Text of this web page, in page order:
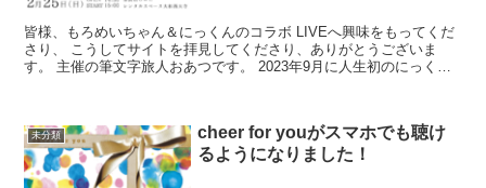
皆様、もろめいちゃん＆にっくんのコラボ LIVEへ興味をもってくだ
さり、 こうしてサイトを拝見してくださり、ありがとうございま
す。 主催の筆文字旅人おあつです。 2023年9月に人生初のにっくん
未分類
cheer for youがスマホでも聴け
るようになりました！